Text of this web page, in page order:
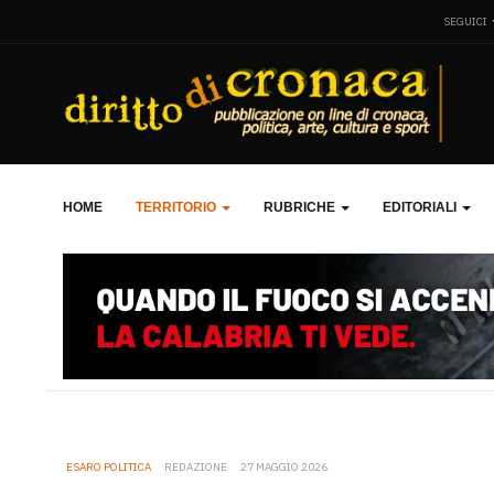
SEGUICI
HOME TERRITORIO RUBRICHE EDITORIALI
ESARO POLITICA REDAZIONE 27 MAGGIO 2026